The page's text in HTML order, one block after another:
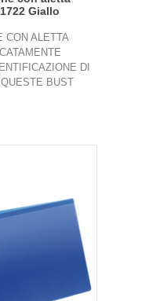
Giallo
CON ALETTA
DI
BUST